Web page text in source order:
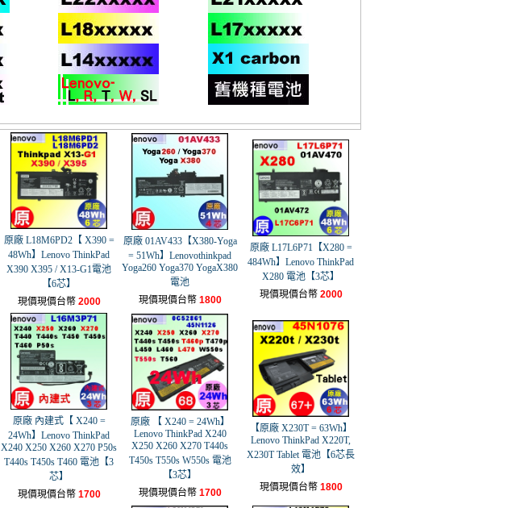
原廠 L18M6PD2【 X390 =
48Wh】Lenovo ThinkPad
X390 X395 / X13-G1電池
【6芯】
現價現價台幣 2000
原廠 01AV433【X380-Yoga
= 51Wh】Lenovothinkpad
Yoga260 Yoga370 YogaX380
電池
現價現價台幣 1800
原廠 L17L6P71【X280 =
484Wh】Lenovo ThinkPad
X280 電池【3芯】
現價現價台幣 2000
原廠 內建式【 X240 =
24Wh】Lenovo ThinkPad
X240 X250 X260 X270 P50s
T440s T450s T460 電池【3
芯】
現價現價台幣 1700
原廠 【 X240 = 24Wh】
Lenovo ThinkPad X240
X250 X260 X270 T440s
T450s T550s W550s 電池
【3芯】
現價現價台幣 1700
【原廠 X230T = 63Wh】
Lenovo ThinkPad X220T,
X230T Tablet 電池【6芯長
效】
現價現價台幣 1800